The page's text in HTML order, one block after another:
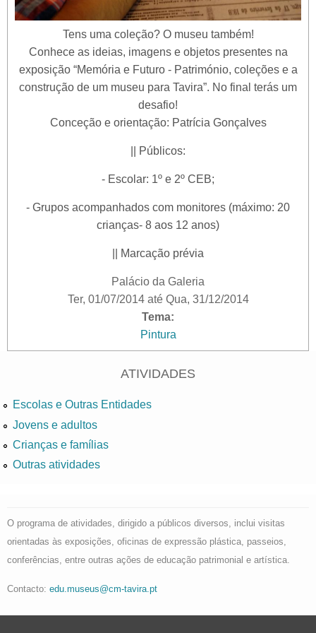
Tens uma coleção? O museu também!
Conhece as ideias, imagens e objetos presentes na
exposição “Memória e Futuro - Património, coleções e a
construção de um museu para Tavira”. No final terás um
desafio!
Conceção e orientação: Patrícia Gonçalves
|| Públicos:
- Escolar: 1º e 2º CEB;
- Grupos acompanhados com monitores (máximo: 20
crianças- 8 aos 12 anos)
|| Marcação prévia
Palácio da Galeria
Ter, 01/07/2014até Qua, 31/12/2014
Tema:
Pintura
ATIVIDADES
Escolas e Outras Entidades
Jovens e adultos
Crianças e famílias
Outras atividades
O programa de atividades, dirigido a públicos diversos, inclui visitas
orientadas às exposições, oficinas de expressão plástica, passeios,
conferências, entre outras ações de educação patrimonial e artística.
Contacto: edu.museus@cm-tavira.pt